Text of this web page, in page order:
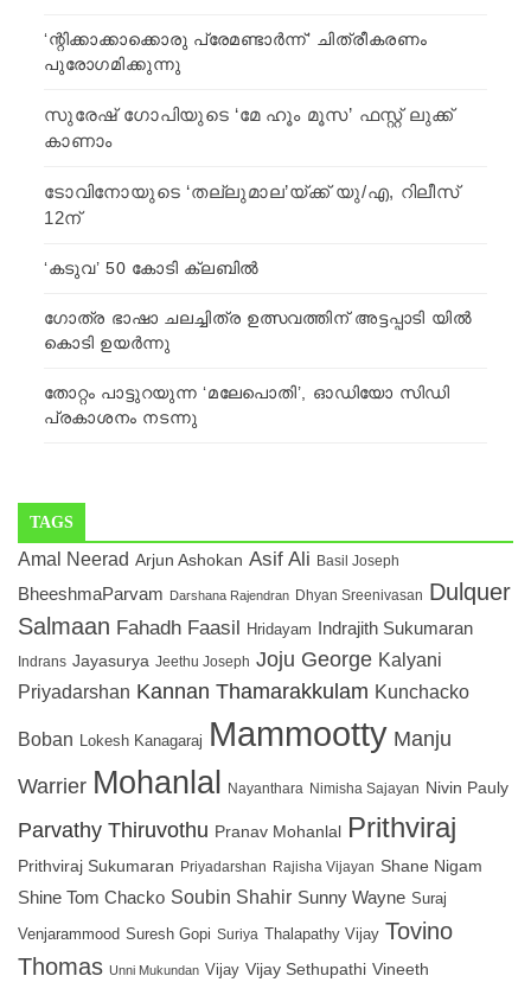
‘ന്റിക്കാക്കാക്കൊരു പ്രേമണ്ടാര്‍ന്ന്’ ചിത്രീകരണം
പുരോഗമിക്കുന്നു
സുരേഷ് ഗോപിയുടെ ‘മേ ഹൂം മൂസ’ ഫസ്റ്റ് ലുക്ക്
കാണാം
ടോവിനോയുടെ ‘തല്ലുമാല’യ്ക്ക് യു/എ, റിലീസ്
12ന്
‘കടുവ’ 50 കോടി ക്ലബില്‍
ഗോത്ര ഭാഷാ ചലച്ചിത്ര ഉത്സവത്തിന് അട്ടപ്പാടി യിൽ
കൊടി ഉയർന്നു
തോറ്റം പാട്ടുറയുന്ന ‘മലേപൊതി’, ഓഡിയോ സിഡി
പ്രകാശനം നടന്നു
TAGS
Amal Neerad Arjun Ashokan Asif Ali Basil Joseph
BheeshmaParvam Darshana Rajendran Dhyan Sreenivasan Dulquer
Salmaan Fahadh Faasil Hridayam Indrajith Sukumaran
Indrans Jayasurya Jeethu Joseph Joju George Kalyani
Priyadarshan Kannan Thamarakkulam Kunchacko
Boban Lokesh Kanagaraj Mammootty Manju
Warrier Mohanlal Nayanthara Nimisha Sajayan Nivin Pauly
Parvathy Thiruvothu Pranav Mohanlal Prithviraj
Prithviraj Sukumaran Priyadarshan Rajisha Vijayan Shane Nigam
Shine Tom Chacko Soubin Shahir Sunny Wayne Suraj
Venjarammood Suresh Gopi Suriya Thalapathy Vijay Tovino
Thomas Unni Mukundan Vijay Vijay Sethupathi Vineeth